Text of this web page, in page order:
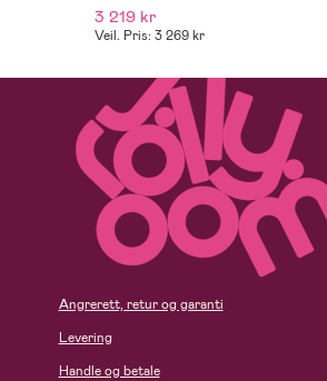
3 219 kr
Veil. Pris: 3 269 kr
Angrerett, retur og garanti
Levering
Handle og betale